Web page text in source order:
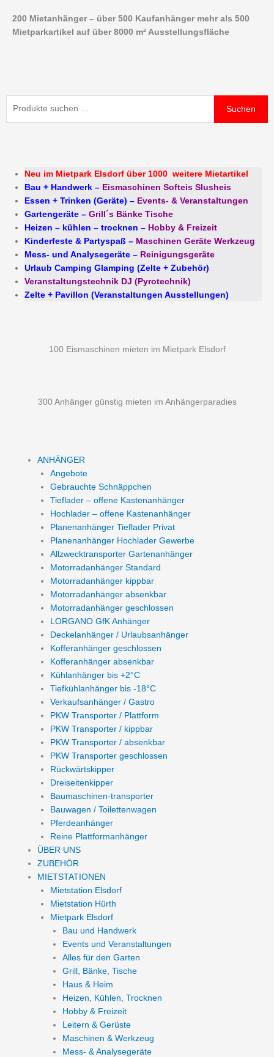
Inhalt
springen
200 Mietanhänger – über 500 Kaufanhänger mehr als 500
Mietparkartikel auf über 8000 m² Ausstellungsfläche
Suchen
Neu im Mietpark Elsdorf über 1000 weitere Mietartikel
Bau + Handwerk – Eismaschinen Softeis Slusheis
Essen + Trinken (Geräte) – Events- & Veranstaltungen
Gartengeräte – Grill´s Bänke Tische
Heizen – kühlen – trocknen – Hobby & Freizeit
Kinderfeste & Partyspaß – Maschinen Geräte Werkzeug
Mess- und Analysegeräte – Reinigungsgeräte
Urlaub Camping Glamping (Zelte + Zubehör)
Veranstaltungstechnik DJ (Pyrotechnik)
Zelte + Pavillon (Veranstaltungen Ausstellungen)
100 Eismaschinen mieten im Mietpark Elsdorf
300 Anhänger günstig mieten im Anhängerparadies
ANHÄNGER
Angebote
Gebrauchte Schnäppchen
Tieflader – offene Kastenanhänger
Hochlader – offene Kastenanhänger
Planenanhänger Tieflader Privat
Planenanhänger Hochlader Gewerbe
Allzwecktransporter Gartenanhänger
Motorradanhänger Standard
Motorradanhänger kippbar
Motorradanhänger absenkbar
Motorradanhänger geschlossen
LORGANO GfK Anhänger
Deckelanhänger / Urlaubsanhänger
Kofferanhänger geschlossen
Kofferanhänger absenkbar
Kühlanhänger bis +2°C
Tiefkühlanhänger bis -18°C
Verkaufsanhänger / Gastro
PKW Transporter / Plattform
PKW Transporter / kippbar
PKW Transporter / absenkbar
PKW Transporter geschlossen
Rückwärtskipper
Dreiseitenkipper
Baumaschinen-transporter
Bauwagen / Toilettenwagen
Pferdeanhänger
Reine Plattformanhänger
ÜBER UNS
ZUBEHÖR
MIETSTATIONEN
Mietstation Elsdorf
Mietstation Hürth
Mietpark Elsdorf
Bau und Handwerk
Events und Veranstaltungen
Alles für den Garten
Grill, Bänke, Tische
Haus & Heim
Heizen, Kühlen, Trocknen
Hobby & Freizeit
Leitern & Gerüste
Maschinen & Werkzeug
Mess- & Analysegeräte